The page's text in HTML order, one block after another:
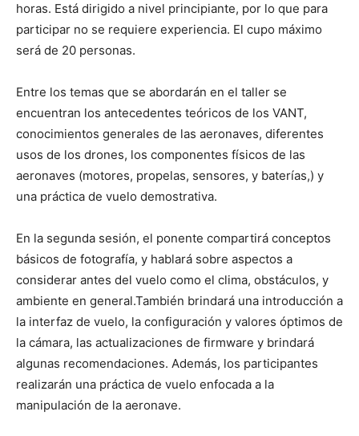
horas. Está dirigido a nivel principiante, por lo que para
participar no se requiere experiencia. El cupo máximo
será de 20 personas.
Entre los temas que se abordarán en el taller se
encuentran los antecedentes teóricos de los VANT,
conocimientos generales de las aeronaves, diferentes
usos de los drones, los componentes físicos de las
aeronaves (motores, propelas, sensores, y baterías,) y
una práctica de vuelo demostrativa.
En la segunda sesión, el ponente compartirá conceptos
básicos de fotografía, y hablará sobre aspectos a
considerar antes del vuelo como el clima, obstáculos, y
ambiente en general.También brindará una introducción a
la interfaz de vuelo, la configuración y valores óptimos de
la cámara, las actualizaciones de firmware y brindará
algunas recomendaciones. Además, los participantes
realizarán una práctica de vuelo enfocada a la
manipulación de la aeronave.